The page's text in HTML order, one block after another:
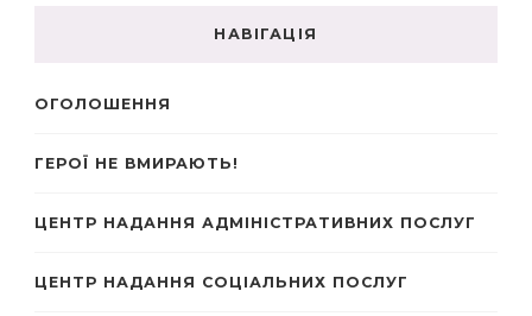
НАВІГАЦІЯ
ОГОЛОШЕННЯ
ГЕРОЇ НЕ ВМИРАЮТЬ!
ЦЕНТР НАДАННЯ АДМІНІСТРАТИВНИХ ПОСЛУГ
ЦЕНТР НАДАННЯ СОЦІАЛЬНИХ ПОСЛУГ